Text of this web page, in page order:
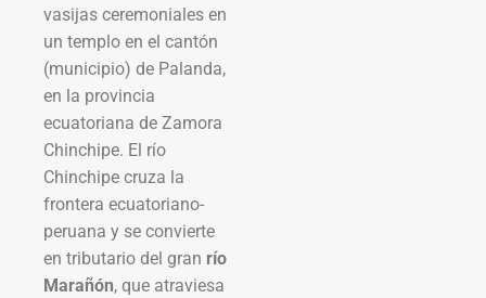
vasijas ceremoniales en
un templo en el cantón
(municipio) de Palanda,
en la provincia
ecuatoriana de Zamora
Chinchipe. El río
Chinchipe cruza la
frontera ecuatoriano-
peruana y se convierte
en tributario del gran río
Marañón, que atraviesa